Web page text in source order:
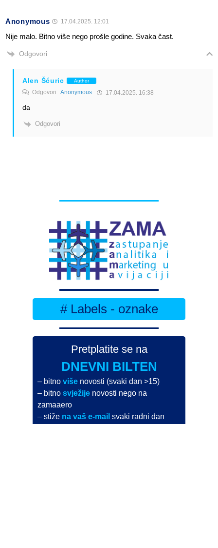
Anonymous 17.04.2025. 12:01
Nije malo. Bitno više nego prošle godine. Svaka čast.
Odgovori
Alen Šćuric Author
Odgovori Anonymous 17.04.2025. 16:38
da
Odgovori
# Labels - oznake
Pretplatite se na
DNEVNI BILTEN
– bitnoviše novosti (svaki dan >15)
– bitnosvježije novosti nego na
zamaaero
– stiže na vaš e-mail svaki radni dan